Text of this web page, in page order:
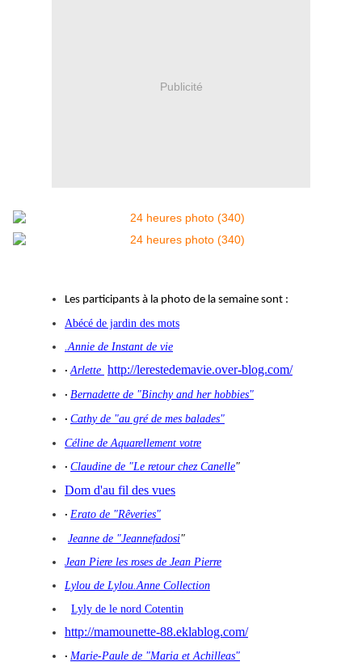
Publicité
Les participants à la photo de la semaine sont :
Abécé de jardin des mots
.Annie de Instant de vie
·Arlette http://lerestedemavie.over-blog.com/
· Bernadette de "Binchy and her hobbies"
· Cathy de "au gré de mes balades"
Céline de Aquarellement votre
· Claudine de "Le retour chez Canelle"
Dom d'au fil des vues
· Erato de "Rêveries"
Jeanne de "Jeannefadosi"
Jean Piere les roses de Jean Pierre
Lylou de Lylou.Anne Collection
Lyly de le nord Cotentin
http://mamounette-88.eklablog.com/
· Marie-Paule de "Maria et Achilleas"